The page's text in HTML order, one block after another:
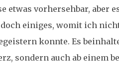
etwas vorhersehbar, aber
einiges, womit ich
konnte. Es
sondern auch ab einem